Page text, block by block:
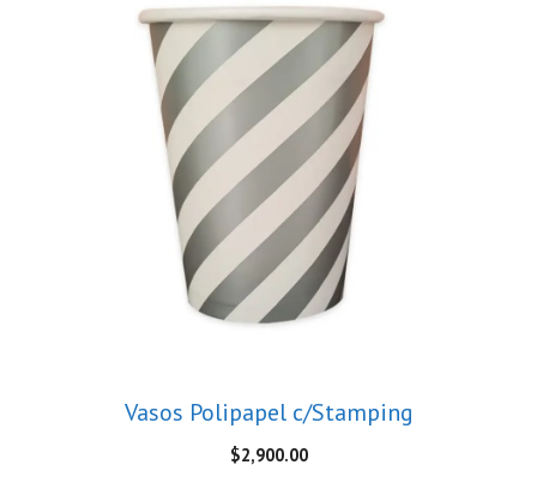
Vasos Polipapel c/Stamping
$2,900.00